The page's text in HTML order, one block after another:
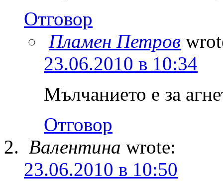
Отговор
Пламен Петров
23.06.2010 в 10:34
Мълчанието е за
Отговор
Валентина wrote:
23.06.2010 в 10:50